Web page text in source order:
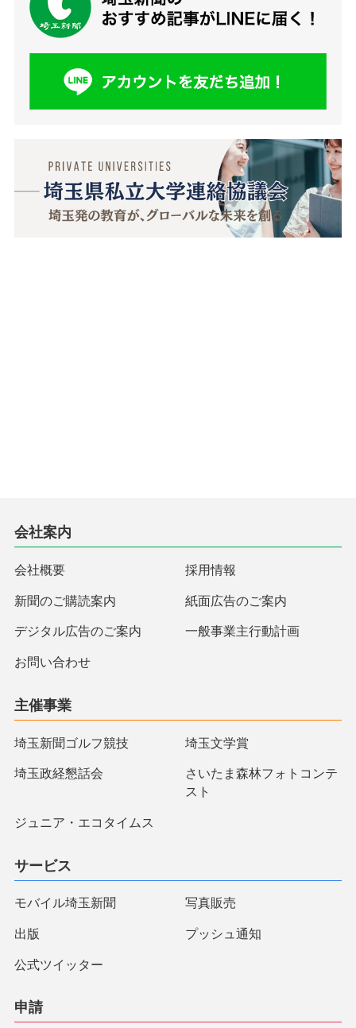
会社案内
会社概要 採用情報
新聞のご購読案内 紙面広告のご案内
デジタル広告のご案内 一般事業主行動計画
お問い合わせ
主催事業
埼玉新聞ゴルフ競技 埼玉文学賞
埼玉政経懇話会
さいたま森林フォトコンテ
スト
ジュニア・エコタイムス
サービス
モバイル埼玉新聞 写真販売
出版 プッシュ通知
公式ツイッター
申請